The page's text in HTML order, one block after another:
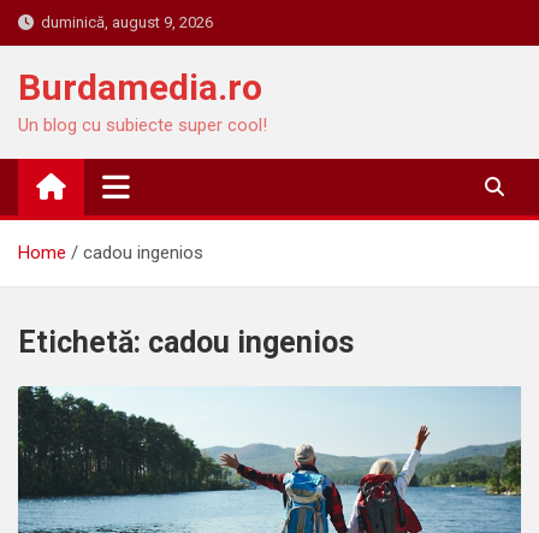
Skip
to
content
duminică, august 9, 2026
Burdamedia.ro
Un blog cu subiecte super cool!
Home cadou ingenios
Etichetă: cadou ingenios